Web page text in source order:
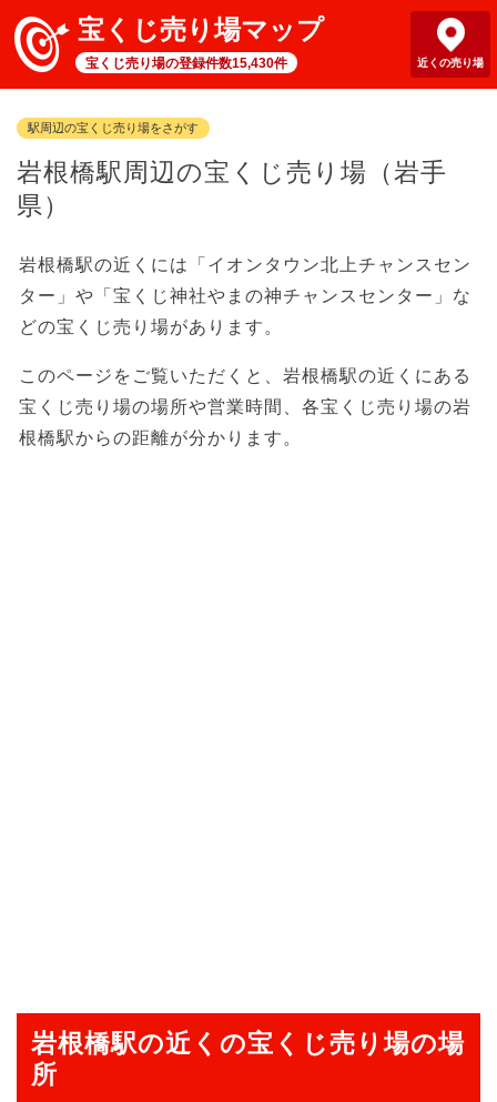
宝くじ売り場マップ
宝くじ売り場の登録件数15,430件 近くの売り場
駅周辺の宝くじ売り場をさがす
岩根橋駅周辺の宝くじ売り場（岩手
県）
岩根橋駅の近くには「イオンタウン北上チャンスセン
ター」や「宝くじ神社やまの神チャンスセンター」な
どの宝くじ売り場があります。
このページをご覧いただくと、岩根橋駅の近くにある
宝くじ売り場の場所や営業時間、各宝くじ売り場の岩
根橋駅からの距離が分かります。
岩根橋駅の近くの宝くじ売り場の場
所